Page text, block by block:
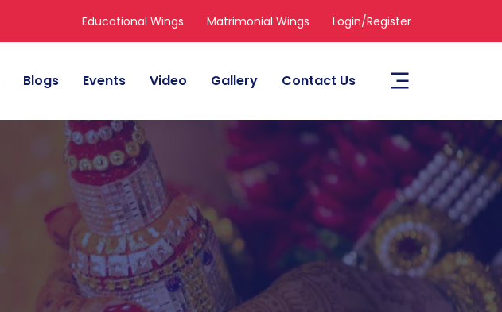
Educational Wings Matrimonial Wings Login/Register
Blogs Events Video Gallery Contact Us